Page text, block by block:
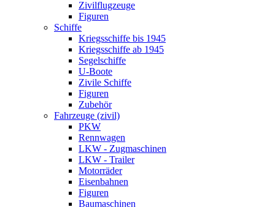
Zivilflugzeuge
Figuren
Schiffe
Kriegsschiffe bis 1945
Kriegsschiffe ab 1945
Segelschiffe
U-Boote
Zivile Schiffe
Figuren
Zubehör
Fahrzeuge (zivil)
PKW
Rennwagen
LKW - Zugmaschinen
LKW - Trailer
Motorräder
Eisenbahnen
Figuren
Baumaschinen